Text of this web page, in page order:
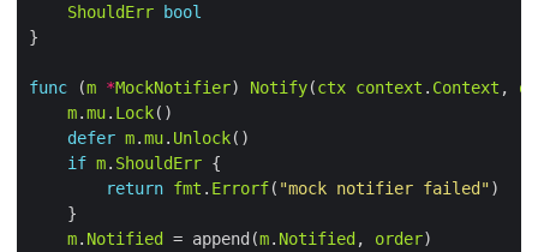
ShouldErr bool
func (m *MockNotifier) Notify(ctx context . Context ,
m.mu. Lock
defer m.mu. Unlock
if m. ShouldErr
return fmt . Errorf( "mock notifier failed"
m. Notified = append(m. Notified, order